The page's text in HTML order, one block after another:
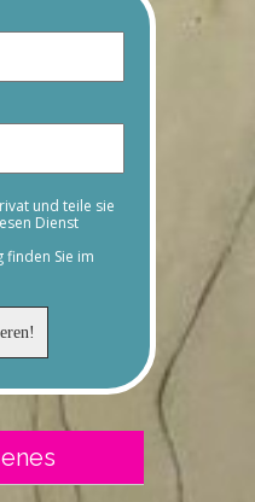
und teile sie
Dienst
finden Sie im